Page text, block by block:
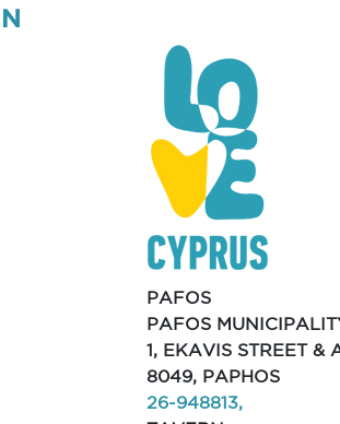
PAFOS
PAFOS
1, EKAVIS STREET &
8049, PAPHOS
26-948813,